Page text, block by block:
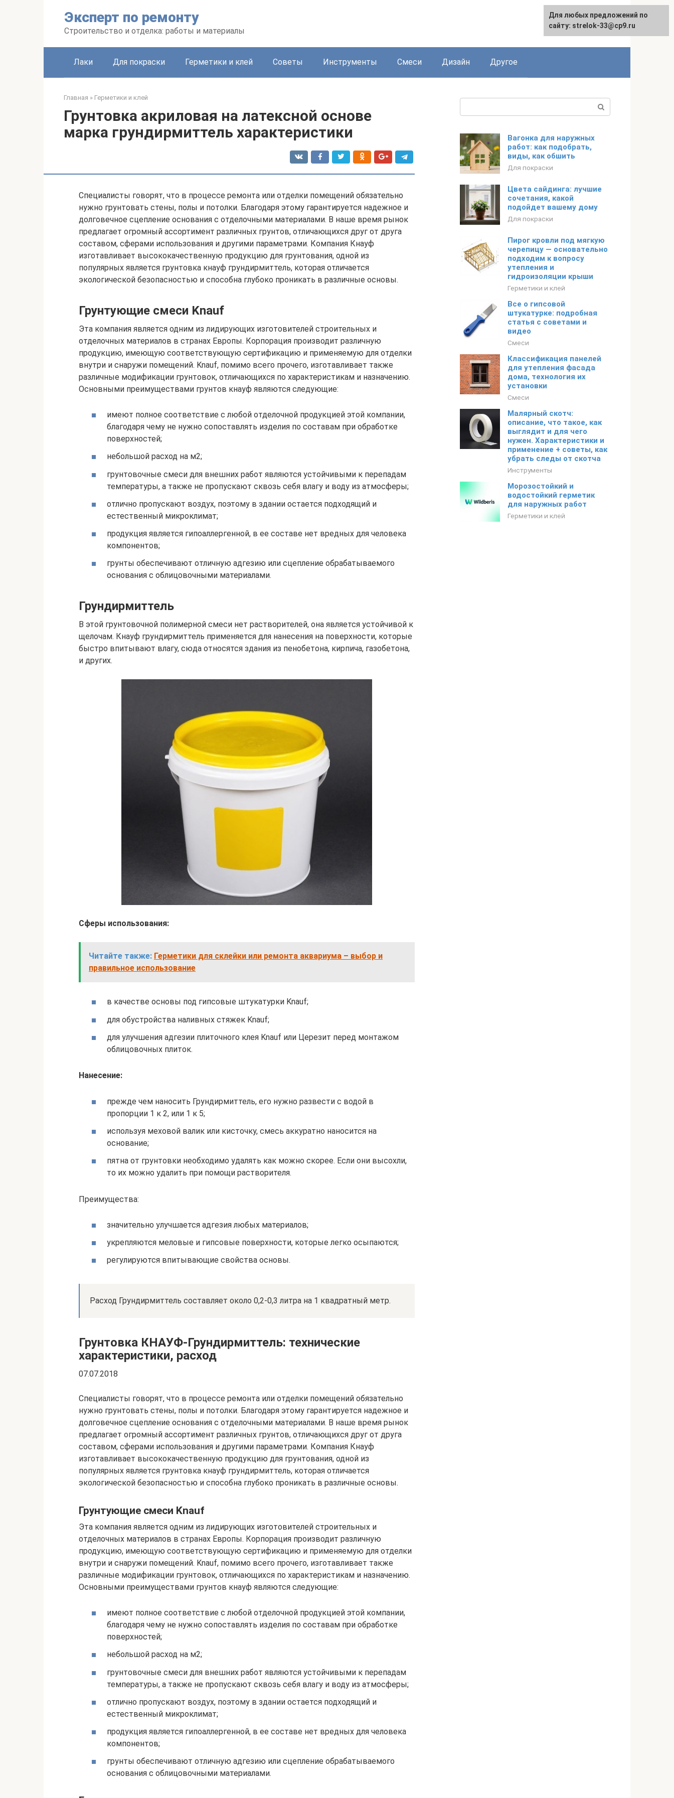
Эксперт по ремонту
Строительство и отделка: работы и материалы
Лаки Для покраски Герметики и клей Советы Инструменты Смеси Дизайн Другое
Главная » Герметики и клей
Грунтовка акриловая на латексной основе
марка грундирмиттель характеристики
Специалисты говорят, что в процессе ремонта или отделки помещений обязательно
нужно грунтовать стены, полы и потолки. Благодаря этому гарантируется надежное и
долговечное сцепление основания с отделочными материалами. В наше время рынок
предлагает огромный ассортимент различных грунтов, отличающихся друг от друга
составом, сферами использования и другими параметрами. Компания Кнауф
изготавливает высококачественную продукцию для грунтования, одной из
популярных является грунтовка кнауф грундирмиттель, которая отличается
экологической безопасностью и способна глубоко проникать в различные основы.
Грунтующие смеси Knauf
Эта компания является одним из лидирующих изготовителей строительных и
отделочных материалов в странах Европы. Корпорация производит различную
продукцию, имеющую соответствующую сертификацию и применяемую для отделки
внутри и снаружи помещений. Knauf, помимо всего прочего, изготавливает также
различные модификации грунтовок, отличающихся по характеристикам и назначению.
Основными преимуществами грунтов кнауф являются следующие:
имеют полное соответствие с любой отделочной продукцией этой компании,
благодаря чему не нужно сопоставлять изделия по составам при обработке
поверхностей;
небольшой расход на м2;
грунтовочные смеси для внешних работ являются устойчивыми к перепадам
температуры, а также не пропускают сквозь себя влагу и воду из атмосферы;
отлично пропускают воздух, поэтому в здании остается подходящий и
естественный микроклимат;
продукция является гипоаллергенной, в ее составе нет вредных для человека
компонентов;
грунты обеспечивают отличную адгезию или сцепление обрабатываемого
основания с облицовочными материалами.
Грундирмиттель
В этой грунтовочной полимерной смеси нет растворителей, она является устойчивой к
щелочам. Кнауф грундирмиттель применяется для нанесения на поверхности, которые
быстро впитывают влагу, сюда относятся здания из пенобетона, кирпича, газобетона,
и других.
Сферы использования:
Читайте также: Герметики для склейки или ремонта аквариума – выбор и
правильное использование
в качестве основы под гипсовые штукатурки Knauf;
для обустройства наливных стяжек Knauf;
для улучшения адгезии плиточного клея Knauf или Церезит перед монтажом
облицовочных плиток.
Нанесение:
прежде чем наносить Грундирмиттель, его нужно развести с водой в
пропорции 1 к 2, или 1 к 5;
используя меховой валик или кисточку, смесь аккуратно наносится на
основание;
пятна от грунтовки необходимо удалять как можно скорее. Если они высохли,
то их можно удалить при помощи растворителя.
Преимущества:
значительно улучшается адгезия любых материалов;
укрепляются меловые и гипсовые поверхности, которые легко осыпаются;
регулируются впитывающие свойства основы.
Расход Грундирмиттель составляет около 0,2-0,3 литра на 1 квадратный метр.
Грунтовка КНАУФ-Грундирмиттель: технические
характеристики, расход
07.07.2018
Специалисты говорят, что в процессе ремонта или отделки помещений обязательно
нужно грунтовать стены, полы и потолки. Благодаря этому гарантируется надежное и
долговечное сцепление основания с отделочными материалами. В наше время рынок
предлагает огромный ассортимент различных грунтов, отличающихся друг от друга
составом, сферами использования и другими параметрами. Компания Кнауф
изготавливает высококачественную продукцию для грунтования, одной из
популярных является грунтовка кнауф грундирмиттель, которая отличается
экологической безопасностью и способна глубоко проникать в различные основы.
Грунтующие смеси Knauf
Эта компания является одним из лидирующих изготовителей строительных и
отделочных материалов в странах Европы. Корпорация производит различную
продукцию, имеющую соответствующую сертификацию и применяемую для отделки
внутри и снаружи помещений. Knauf, помимо всего прочего, изготавливает также
различные модификации грунтовок, отличающихся по характеристикам и назначению.
Основными преимуществами грунтов кнауф являются следующие:
имеют полное соответствие с любой отделочной продукцией этой компании,
благодаря чему не нужно сопоставлять изделия по составам при обработке
поверхностей;
небольшой расход на м2;
грунтовочные смеси для внешних работ являются устойчивыми к перепадам
температуры, а также не пропускают сквозь себя влагу и воду из атмосферы;
отлично пропускают воздух, поэтому в здании остается подходящий и
естественный микроклимат;
продукция является гипоаллергенной, в ее составе нет вредных для человека
компонентов;
грунты обеспечивают отличную адгезию или сцепление обрабатываемого
основания с облицовочными материалами.
Вагонка для наружных
работ: как подобрать,
виды, как обшить
Для покраски
Цвета сайдинга: лучшие
сочетания, какой
подойдет вашему дому
Для покраски
Пирог кровли под мягкую
черепицу — основательно
подходим к вопросу
утепления и
гидроизоляции крыши
Герметики и клей
Все о гипсовой
штукатурке: подробная
статья с советами и
видео
Смеси
Классификация панелей
для утепления фасада
дома, технология их
установки
Смеси
Малярный скотч:
описание, что такое, как
выглядит и для чего
нужен. Характеристики и
применение + советы, как
убрать следы от скотча
Инструменты
Морозостойкий и
водостойкий герметик
для наружных работ
Герметики и клей
Для любых предложений по
сайту: strelok-33@cp9.ru
Для любых предложений по
сайту: strelok-33@cp9.ru